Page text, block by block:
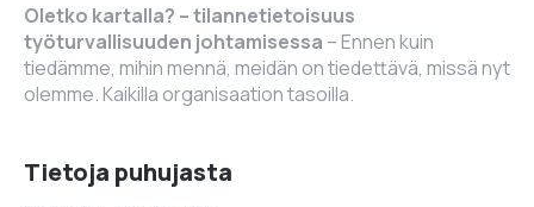
Oletko kartalla? – tilannetietoisuus
työturvallisuuden johtamisessa – Ennen kuin
tiedämme, mihin mennä, meidän on tiedettävä, missä nyt
olemme. Kaikilla organisaation tasoilla.
Tietoja puhujasta